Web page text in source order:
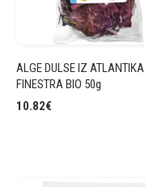
ALGE DULSE IZ ATLANTIKA
FINESTRA BIO 50g
10.82€